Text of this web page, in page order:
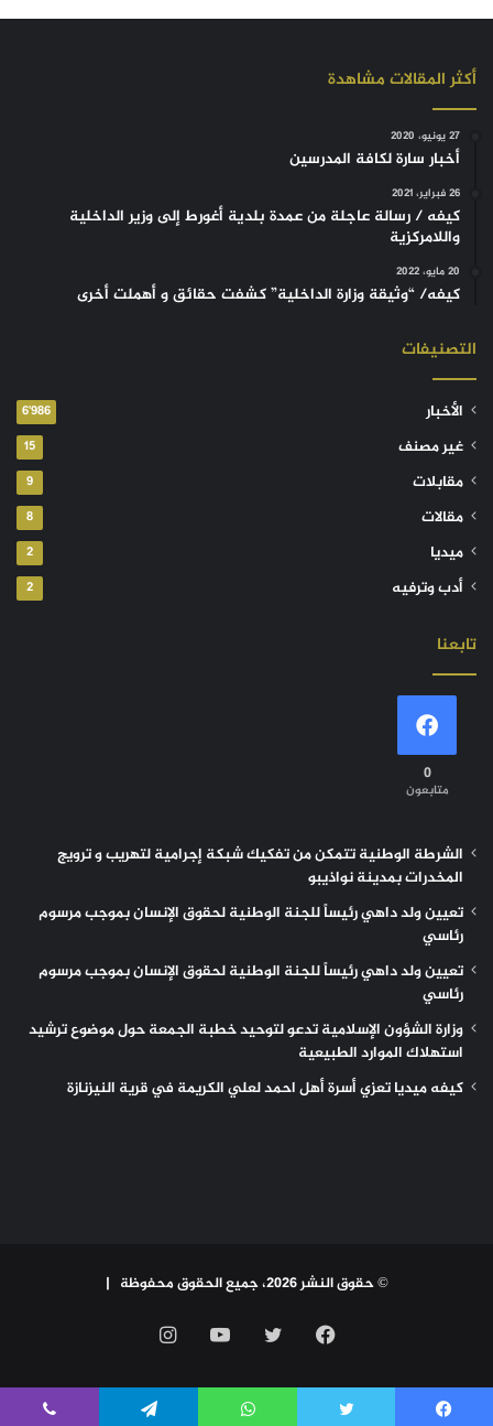
أكثر المقالات مشاهدة
27 يونيو، 2020
أخبار سارة لكافة المدرسين
26 فبراير، 2021
كيفه / رسالة عاجلة من عمدة بلدية أغورط إلى وزير الداخلية
واللامركزية
20 مايو، 2022
كيفه/ “وثيقة وزارة الداخلية” كشفت حقائق و أهملت أخرى
التصنيفات
الأخبار 6٬986
غير مصنف 15
مقابلات 9
مقالات 8
ميديا 2
أدب وترفيه 2
تابعنا
0
متابعون
الشرطة الوطنية تتمكن من تفكيك شبكة إجرامية لتهريب و ترويج
المخدرات بمدينة نواذيبو
تعيين ولد داهي رئيساً للجنة الوطنية لحقوق الإنسان بموجب مرسوم
رئاسي
تعيين ولد داهي رئيساً للجنة الوطنية لحقوق الإنسان بموجب مرسوم
رئاسي
وزارة الشؤون الإسلامية تدعو لتوحيد خطبة الجمعة حول موضوع ترشيد
استهلاك الموارد الطبيعية
كيفه ميديا تعزي أسرة أهل احمد لعلي الكريمة في قرية النيزنازة
© حقوق النشر 2026، جميع الحقوق محفوظة |
فيسبوك تويتر يوتيوب